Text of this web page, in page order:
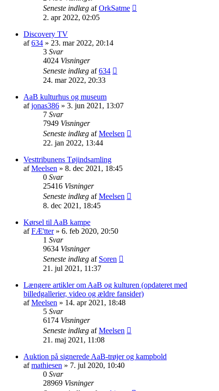
Seneste indlæg afOrkSatme
2. apr 2022, 02:05
Discovery TV
af634 » 23. mar 2022, 20:14
3 Svar
4024 Visninger
Seneste indlæg af634
24. mar 2022, 20:33
AaB kulturhus og museum
afjonas386 » 3. jun 2021, 13:07
7 Svar
7949 Visninger
Seneste indlæg afMeelsen
22. jan 2022, 13:44
Vesttribunens Tøjindsamling
afMeelsen » 8. dec 2021, 18:45
0 Svar
25416 Visninger
Seneste indlæg afMeelsen
8. dec 2021, 18:45
Kørsel til AaB kampe
afFÆ'tter» 6. feb 2020, 20:50
1 Svar
9634 Visninger
Seneste indlæg af Soren
21. jul 2021, 11:37
Længere artikler om AaB og kulturen (opdateret med
billedgallerier, video og ældre fansider)
afMeelsen » 14. apr 2021, 18:48
5 Svar
6174 Visninger
Seneste indlæg afMeelsen
21. maj 2021, 11:08
Auktion på signerede AaB-trøjer og kampbold
afmathiesen » 7. jul 2020, 10:40
0 Svar
28969 Visninger